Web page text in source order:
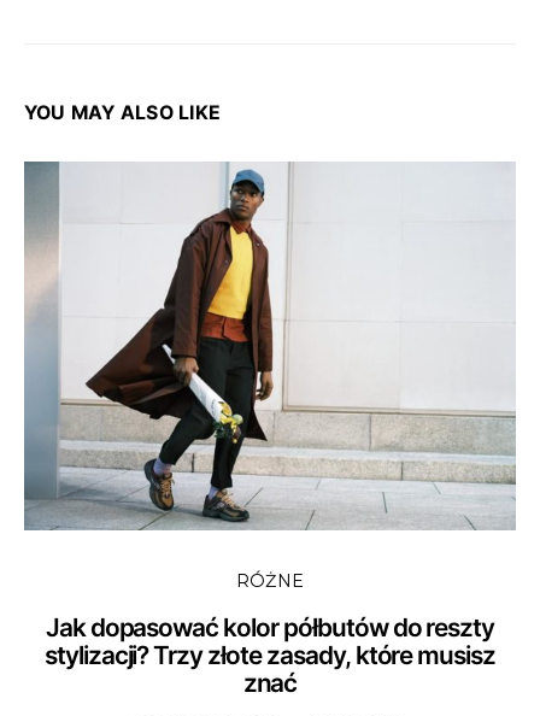
YOU MAY ALSO LIKE
RÓŻNE
Jak dopasować kolor półbutów do reszty
stylizacji? Trzy złote zasady, które musisz
znać